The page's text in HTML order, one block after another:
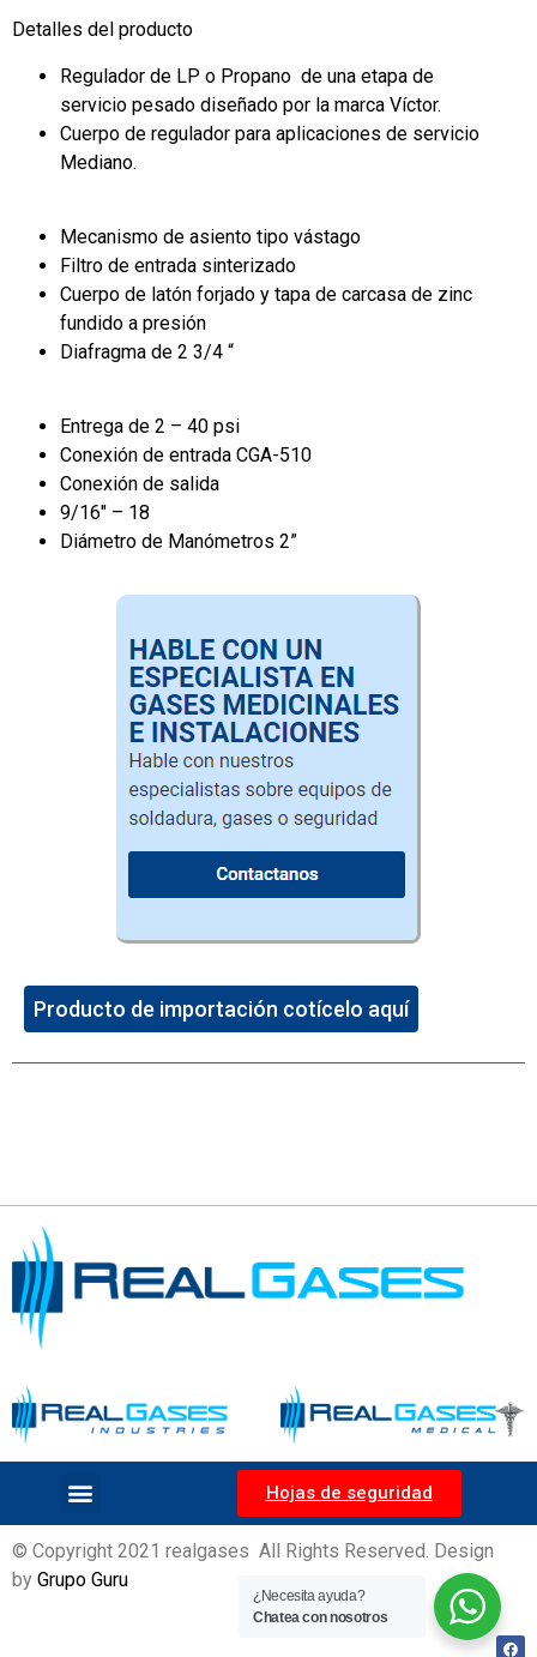
Detalles del producto
Regulador de LP o Propano de una etapa de
servicio pesado diseñado por la marca Víctor.
Cuerpo de regulador para aplicaciones de servicio
Mediano.
Mecanismo de asiento tipo vástago
Filtro de entrada sinterizado
Cuerpo de latón forjado y tapa de carcasa de zinc
fundido a presión
Diafragma de 2 3/4 “
Entrega de 2 – 40 psi
Conexión de entrada CGA-510
Conexión de salida
9/16″ – 18
Diámetro de Manómetros 2”
Producto de importación cotícelo aquí
Hojas de seguridad
© Copyright 2021 realgases All Rights Reserved. Design
by Grupo Guru
¿Necesita ayuda?
Chatea con nosotros